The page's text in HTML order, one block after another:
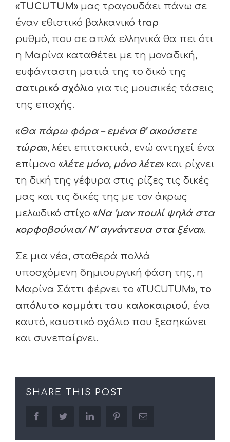
«TUCUTUM» μας τραγουδάει πάνω σε
έναν εθιστικό βαλκανικό trap
ρυθμό, που σε απλά ελληνικά θα πει ότι
η Μαρίνα καταθέτει με τη μοναδική,
ευφάνταστη ματιά της το δικό της
σατιρικό σχόλιο για τις μουσικές τάσεις
της εποχής.
«Θα πάρω φόρα – εμένα θ’ ακούσετε
τώρα», λέει επιτακτικά, ενώ αντηχεί ένα
επίμονο «λέτε μόνο, μόνο λέτε» και ρίχνει
τη δική της γέφυρα στις ρίζες τις δικές
μας και τις δικές της με τον άκρως
μελωδικό στίχο «Να ’μαν πουλί ψηλά στα
κορφοβούνια/ Ν’ αγνάντευα στα ξένα».
Σε μια νέα, σταθερά πολλά
υποσχόμενη δημιουργική φάση της, η
Μαρίνα Σάττι φέρνει το «TUCUTUM», το
απόλυτο κομμάτι του καλοκαιριού, ένα
καυτό, καυστικό σχόλιο που ξεσηκώνει
και συνεπαίρνει.
SHARE THIS POST
facebooktwitter linkedin pinterestEmail